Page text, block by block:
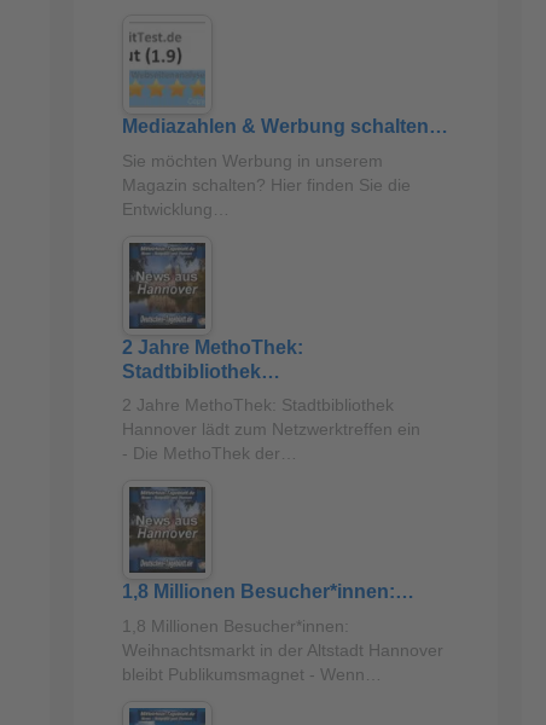
Mediazahlen & Werbung schalten…
Sie möchten Werbung in unserem
Magazin schalten? Hier finden Sie die
Entwicklung…
2 Jahre MethoThek:
Stadtbibliothek…
2 Jahre MethoThek: Stadtbibliothek
Hannover lädt zum Netzwerktreffen ein
- Die MethoThek der…
1,8 Millionen Besucher*innen:…
1,8 Millionen Besucher*innen:
Weihnachtsmarkt in der Altstadt Hannover
bleibt Publikumsmagnet - Wenn…